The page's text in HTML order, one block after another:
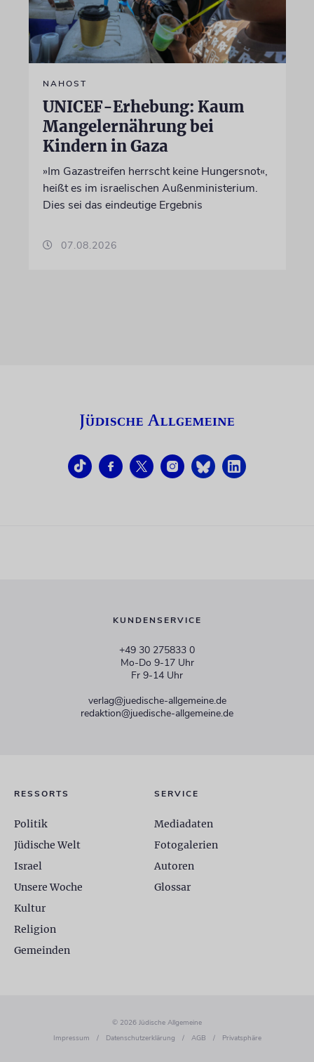
NAHOST
UNICEF-Erhebung: Kaum
Mangelernährung bei
Kindern in Gaza
»Im Gazastreifen herrscht keine Hungersnot«,
heißt es im israelischen Außenministerium.
Dies sei das eindeutige Ergebnis
07.08.2026
KUNDENSERVICE
+49 30 275833 0
Mo-Do 9-17 Uhr
Fr 9-14 Uhr
verlag@juedische-allgemeine.de
redaktion@juedische-allgemeine.de
RESSORTS
Politik
Jüdische Welt
Israel
Unsere Woche
Kultur
Religion
Gemeinden
SERVICE
Mediadaten
Fotogalerien
Autoren
Glossar
© 2026 Jüdische Allgemeine
Impressum
/ Datenschutzerklärung / AGB / Privatsphäre